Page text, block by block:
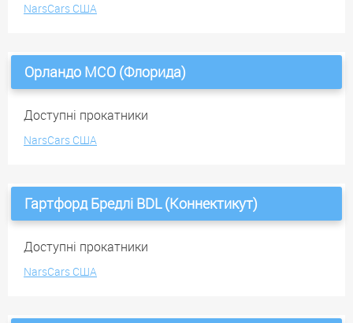
NarsCars США
Орландо MCO (Флорида)
Доступні прокатники
NarsCars США
Гартфорд Бредлі BDL (Коннектикут)
Доступні прокатники
NarsCars США